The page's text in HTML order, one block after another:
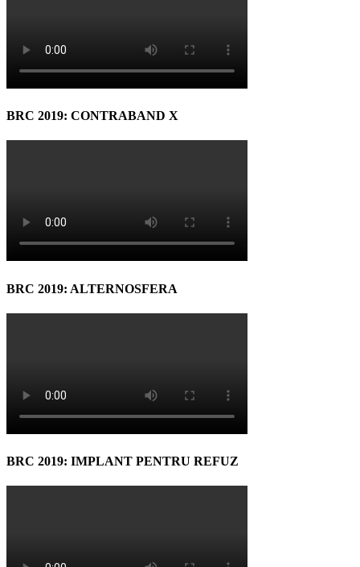
BRC 2019: CONTRABAND X
BRC 2019: ALTERNOSFERA
BRC 2019: IMPLANT PENTRU REFUZ